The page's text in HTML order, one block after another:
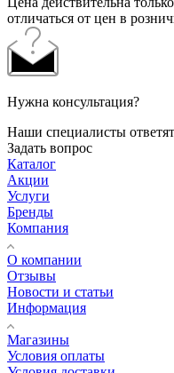
отличаться от цен в
Нужна консультация?
Наши специалисты
Задать вопрос
Каталог
Акции
Услуги
Бренды
Компания
О компании
Отзывы
Новости и статьи
Информация
Магазины
Условия оплаты